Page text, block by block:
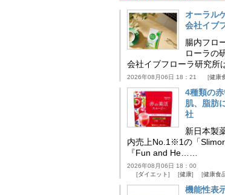
オーラル
会社イブ
腸内フロ
ローラの
会社イブフローラ研究
2026年08月06日 18：21 健康
4種類の
肌、脂肪
社
新日本製
内売上No.1※1の「
『Fun and He……
2026年08月06日 18：00
ダイエット
健康 健康食
機能性表